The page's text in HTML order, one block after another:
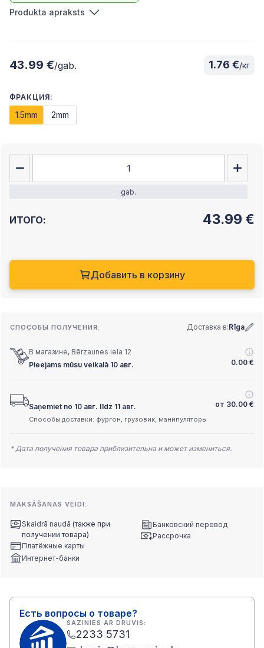
Produkta apraksts
43.99 €/gab. 1.76 €/кг
ФРАКЦИЯ:
1.5mm 2mm
gab.
ИТОГО: 43.99 €
Добавить в корзину
СПОСОБЫ ПОЛУЧЕНИЯ: Доставка в:Rīga
В магазине, Bērzaunes iela 12
Pieejams mūsu veikalā 10 авг.
0.00 €
Saņemiet no 10 авг. līdz 11 авг. от 30.00 €
Способы доставки: фургон, грузовик, манипуляторы
* Дата получения товара приблизительна и может измениться.
MAKSĀŠANAS VEIDI:
Skaidrā naudā (также при
получении товара)
Платёжные карты
Интернет-банки
Банковский перевод
Рассрочка
Есть вопросы о товаре?
SAZINIES AR DRUVIS:
2233 5731